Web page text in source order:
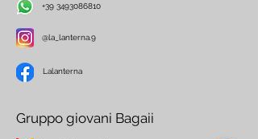
+39 3493086810
@la_lanterna.9
Lalanterna
Gruppo giovani Bagaii